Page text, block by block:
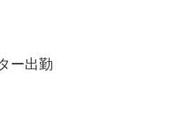
ー出勤